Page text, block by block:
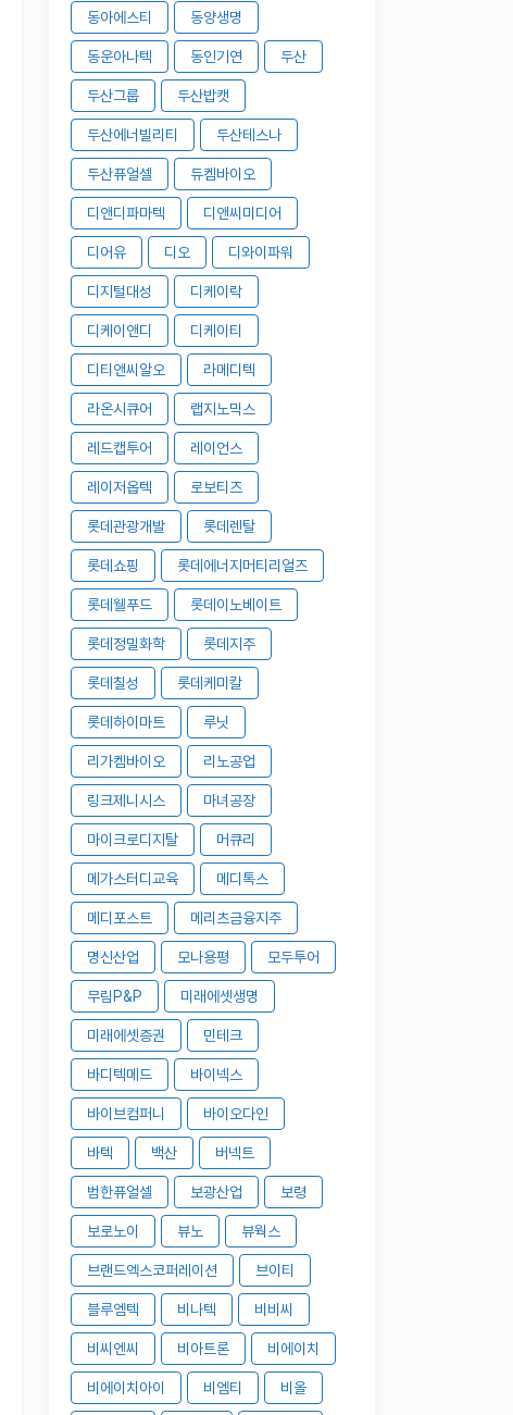
동아에스티 동양생명
동운아나텍 동인기연 두산
두산그룹 두산밥캣
두산에너빌리티 두산테스나
두산퓨얼셀 듀켐바이오
디앤디파마텍 디앤씨미디어
디어유 디오 디와이파워
디지털대성 디케이락
디케이앤디 디케이티
디티앤씨알오 라메디텍
라온시큐어 랩지노믹스
레드캡투어 레이언스
레이저옵텍 로보티즈
롯데관광개발 롯데렌탈
롯데쇼핑 롯데에너지머티리얼즈
롯데웰푸드 롯데이노베이트
롯데정밀화학 롯데지주
롯데칠성 롯데케미칼
롯데하이마트 루닛
리가켐바이오 리노공업
링크제니시스 마녀공장
마이크로디지탈 머큐리
메가스터디교육 메디톡스
메디포스트 메리츠금융지주
명신산업 모나용평 모두투어
무림P&P 미래에셋생명
미래에셋증권 민테크
바디텍메드 바이넥스
바이브컴퍼니 바이오다인
바텍 백산 버넥트
범한퓨얼셀 보광산업 보령
보로노이 뷰노 뷰웍스
브랜드엑스코퍼레이션 브이티
블루엠텍 비나텍 비비씨
비씨엔씨 비아트론 비에이치
비에이치아이 비엠티 비올